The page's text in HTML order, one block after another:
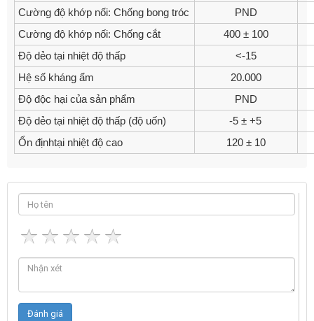
Cường độ khớp nối: Chống bong tróc
PND
Cường độ khớp nối: Chống cắt
400 ± 100
Độ dẻo tại nhiệt độ thấp
<-15
Hệ số kháng ẩm
20.000
Độ độc hại của sản phẩm
PND
Độ dẻo tại nhiệt độ thấp (độ uốn)
-5 ± +5
Ổn địnhtại nhiệt độ cao
120 ± 10